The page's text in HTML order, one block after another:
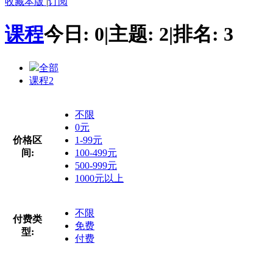
课程今日: 0|主题: 2|排名: 3
全部
课程2
价格区
间:
不限
0元
1-99元
100-499元
500-999元
1000元以上
付费类
型:
不限
免费
付费